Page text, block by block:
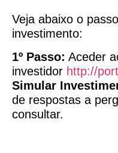
Veja abaixo o
investimento:
1º Passo: Aceder
investidor http://
Simular
de respostas a
consultar.